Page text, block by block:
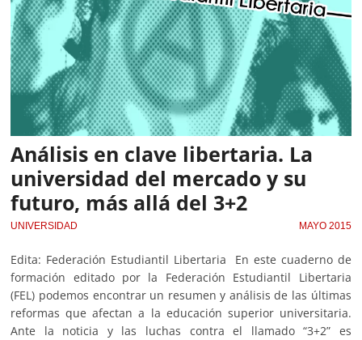
Análisis en clave libertaria. La
universidad del mercado y su
futuro, más allá del 3+2
UNIVERSIDAD MAYO 2015
Edita: Federación Estudiantil Libertaria En este cuaderno de
formación editado por la Federación Estudiantil Libertaria
(FEL) podemos encontrar un resumen y análisis de las últimas
reformas que afectan a la educación superior universitaria.
Ante la noticia y las luchas contra el llamado “3+2” es